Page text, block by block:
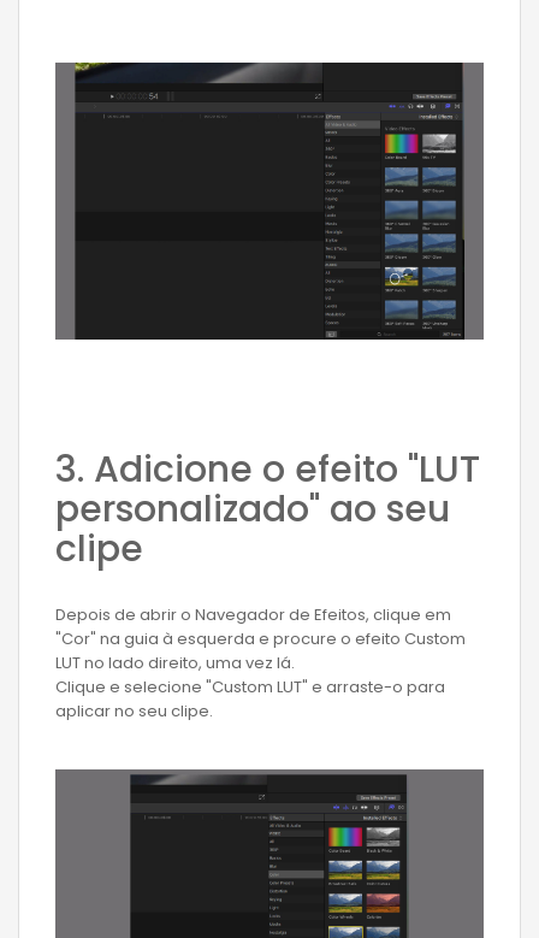
3. Adicione o efeito "LUT
personalizado" ao seu
clipe
Depois de abrir o Navegador de Efeitos, clique em
"Cor" na guia à esquerda e procure o efeito Custom
LUT no lado direito, uma vez lá.
Clique e selecione "Custom LUT" e arraste-o para
aplicar no seu clipe.